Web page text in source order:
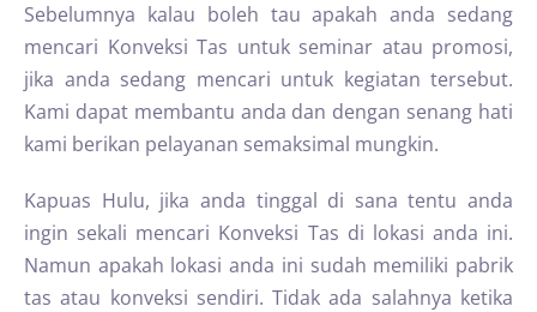
Sebelumnya kalau boleh tau apakah anda sedang
mencari Konveksi Tas untuk seminar atau promosi,
jika anda sedang mencari untuk kegiatan tersebut.
Kami dapat membantu anda dan dengan senang hati
kami berikan pelayanan semaksimal mungkin.
Kapuas Hulu, jika anda tinggal di sana tentu anda
ingin sekali mencari Konveksi Tas di lokasi anda ini.
Namun apakah lokasi anda ini sudah memiliki pabrik
tas atau konveksi sendiri. Tidak ada salahnya ketika